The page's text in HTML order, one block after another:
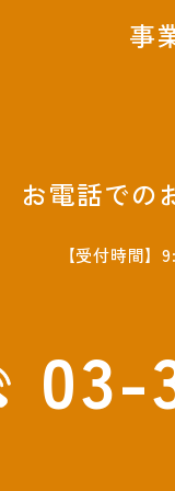
事
お電話での
【受付時間
03-